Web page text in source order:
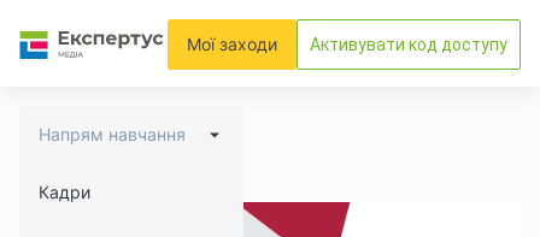
Мої заходи Активувати код доступу
Напрям навчання
Кадри